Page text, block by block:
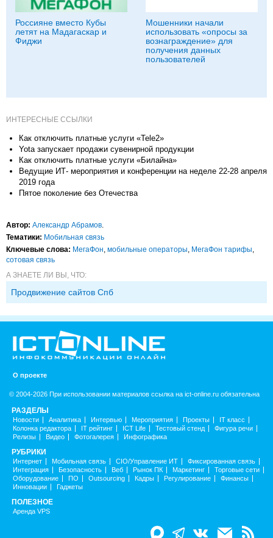
Россияне вместо Кубы
летят на Мадагаскар и
Фиджи
Мошенники начали
использовать «опросы за
вознаграждение» для
получения данных
пользователей
ИНТЕРЕСНЫЕ ССЫЛКИ
Как отключить платные услуги «Tele2»
Yota запускает продажи сувенирной продукции
Как отключить платные услуги «Билайна»
Ведущие ИТ- мероприятия и конференции на неделе 22-28 апреля
2019 года
Пятое поколение без Отечества
Автор: Александр Абрамов
Тематики: Мобильная связь
Ключевые слова: МегаФон мобильные операторы МегаФон тарифы
сотовая связь
А ЗНАЕТЕ ЛИ ВЫ, ЧТО:
Продвижение сайтов Спб
О проекте
© 2004-2026 При использовании материалов ссылка на ict-online.ru обязательна
РАЗДЕЛЫ
Новости Аналитика Интервью Мероприятия Проекты
IT класс
Колонка редактора
IT рейтинг ICT Life Тестовый стенд
Фигура речи
Релизы
Видео Фотогалерея Инфографика
РУБРИКИ
Интернет Мобильная связь CIO/Управление ИТ
Фиксированная связь
Интеграция
Безопасность Веб Рынок ПК Маркетинг
Торговые сети
Оборудование
ПО Outsourcing Кадры Регулирование
Финансы
Инновации
Гаджеты
ПОЛЕЗНОЕ
Аренда VPS